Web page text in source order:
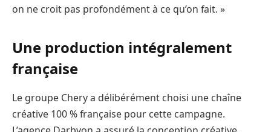
on ne croit pas profondément à ce qu’on fait. »
Une production intégralement
française
Le groupe Chery a délibérément choisi une chaîne
créative 100 % française pour cette campagne.